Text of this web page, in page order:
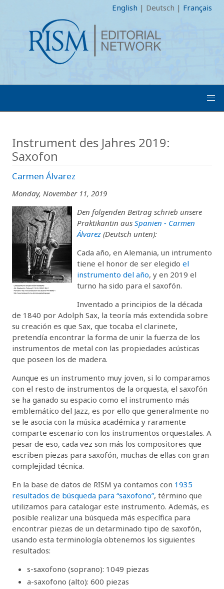
English | Deutsch | Français
Instrument des Jahres 2019:
Saxofon
Carmen Álvarez
Monday, November 11, 2019
Den folgenden Beitrag schrieb unsere
Praktikantin aus Spanien - Carmen
Álvarez (Deutsch unten):
Cada año, en Alemania, un intrumento
tiene el honor de ser elegido el
instrumento del año, y en 2019 el
turno ha sido para el saxofón.
Inventado a principios de la década
de 1840 por Adolph Sax, la teoría más extendida sobre
su creación es que Sax, que tocaba el clarinete,
pretendía encontrar la forma de unir la fuerza de los
instrumentos de metal con las propiedades acústicas
que poseen los de madera.
Aunque es un instrumento muy joven, si lo comparamos
con el resto de instrumentos de la orquesta, el saxofón
se ha ganado su espacio como el instrumento más
emblemático del Jazz, es por ello que generalmente no
se le asocia con la música académica y raramente
comparte escenario con los instrumentos orquestales. A
pesar de eso, cada vez son más los compositores que
escriben piezas para saxofón, muchas de ellas con gran
complejidad técnica.
En la base de datos de RISM ya contamos con 1935
resultados de búsqueda para “saxofono”, término que
utilizamos para catalogar este instrumento. Además, es
posible realizar una búsqueda más específica para
encontrar piezas de un detarminado tipo de saxofón,
usando esta terminología obtenemos los siguientes
resultados:
s-saxofono (soprano): 1049 piezas
a-saxofono (alto): 600 piezas